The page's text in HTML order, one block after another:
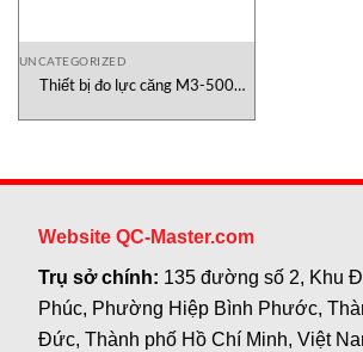
UNCATEGORIZED
Thiết bị đo lực căng M3-500
Website QC-Master.com
Trụ sở chính: 135 đường số 2, Khu
Phúc, Phường Hiệp Bình Phước,
Đức, Thành phố Hồ Chí Minh, Việt